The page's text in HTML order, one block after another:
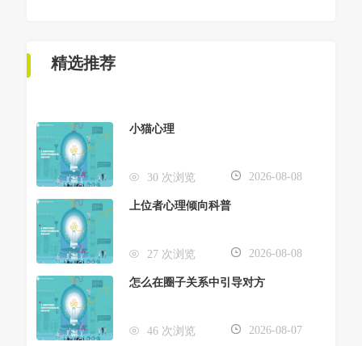
精选推荐
小猫心理
30 次浏览 2026-08-08
上位者心理倾向科普
27 次浏览 2026-08-08
怎么在圈子关系中引导对方
46 次浏览 2026-08-07